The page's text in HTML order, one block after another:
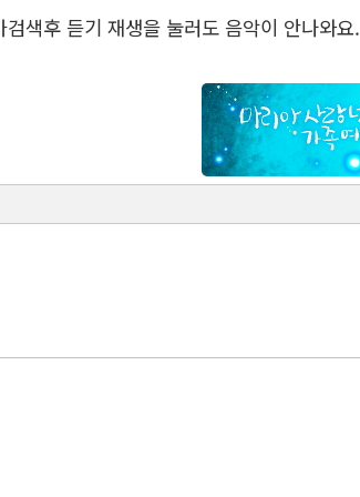
검색후 듣기 재생을 눌러도 음악이 안나와요.